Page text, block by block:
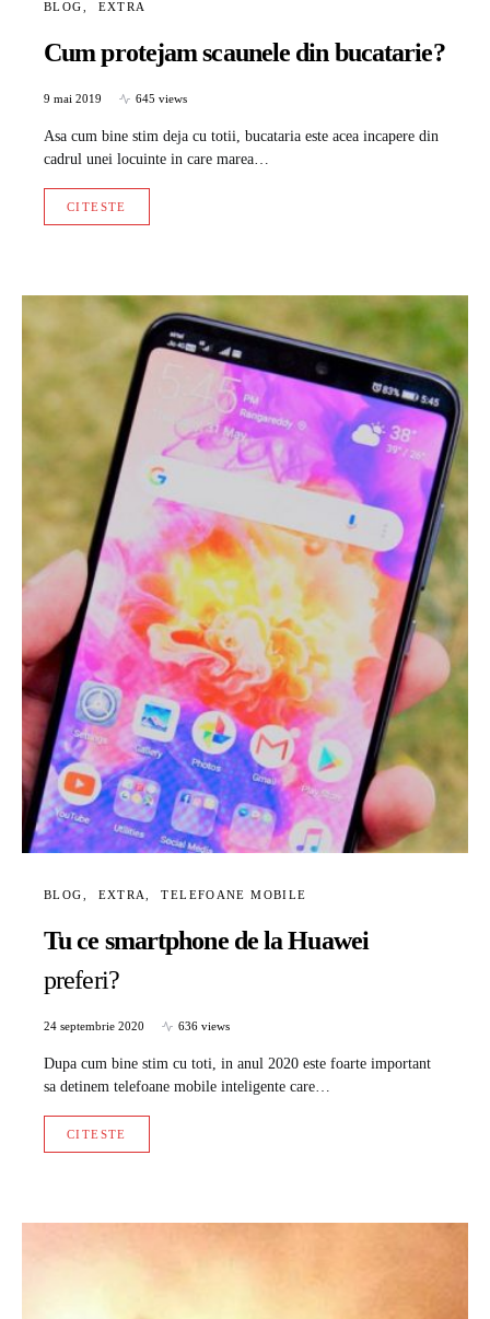
BLOG EXTRA
Cum protejam scaunele din bucatarie?
9 mai 2019 645 views
Asa cum bine stim deja cu totii, bucataria este acea incapere din
cadrul unei locuinte in care marea…
CITESTE
BLOG EXTRA TELEFOANE MOBILE
Tu ce smartphone de la Huawei
preferi?
24 septembrie 2020 636 views
Dupa cum bine stim cu toti, in anul 2020 este foarte important
sa detinem telefoane mobile inteligente care…
CITESTE